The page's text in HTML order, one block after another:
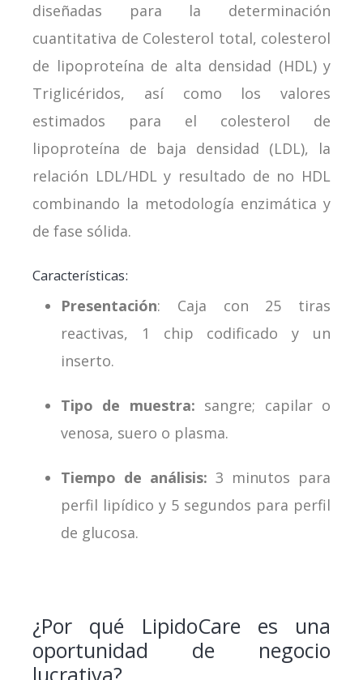
diseñadas para la determinación
cuantitativa de Colesterol total, colesterol
de lipoproteína de alta densidad (HDL) y
Triglicéridos, así como los valores
estimados para el colesterol de
lipoproteína de baja densidad (LDL), la
relación LDL/HDL y resultado de no HDL
combinando la metodología enzimática y
de fase sólida.
Características:
Presentación: Caja con 25 tiras
reactivas, 1 chip codificado y un
inserto.
Tipo de muestra: sangre; capilar o
venosa, suero o plasma.
Tiempo de análisis: 3 minutos para
perfil lipídico y 5 segundos para perfil
de glucosa.
¿Por qué LipidoCare es una
oportunidad de negocio